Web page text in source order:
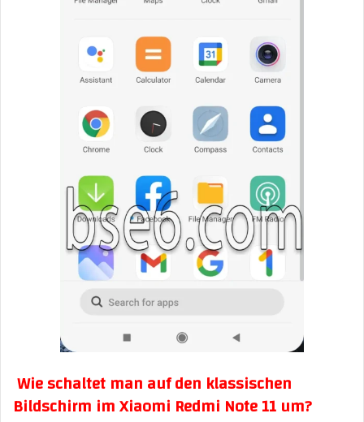
Wie schaltet man auf den klassischen
Bildschirm im Xiaomi Redmi Note 11 um?